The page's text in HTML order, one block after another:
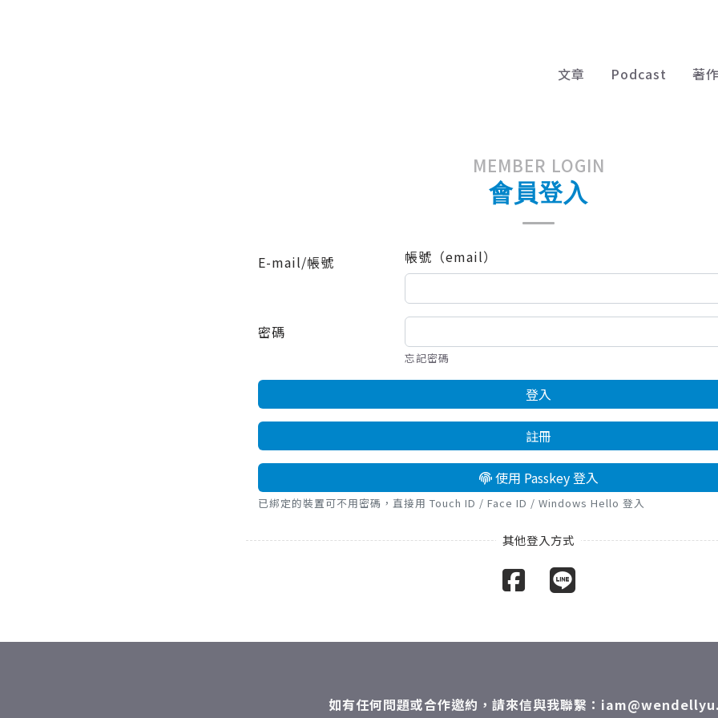
文章 Podcast 著
MEMBER LOGIN
會員登入
E-mail/帳號 帳號（email）
密碼
忘記密碼
登入
註冊
使用 Passkey 登入
已綁定的裝置可不用密碼，直接用 Touch ID / Face ID / Windows Hello 登入
如有任何問題或合作邀約，請來信與我聯繫：